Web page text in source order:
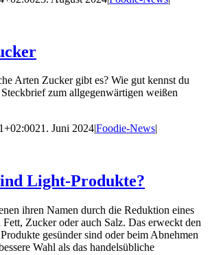
Arten Zucker gibt es? Wie gut kennst du
zum allgegenwärtigen weißen
21. Juni 2024|Foodie-News|
Light-Produkte?
ihren Namen durch die Reduktion eines
Zucker oder auch Salz. Das erweckt den
gesünder sind oder beim Abnehmen
Wahl als das handelsübliche